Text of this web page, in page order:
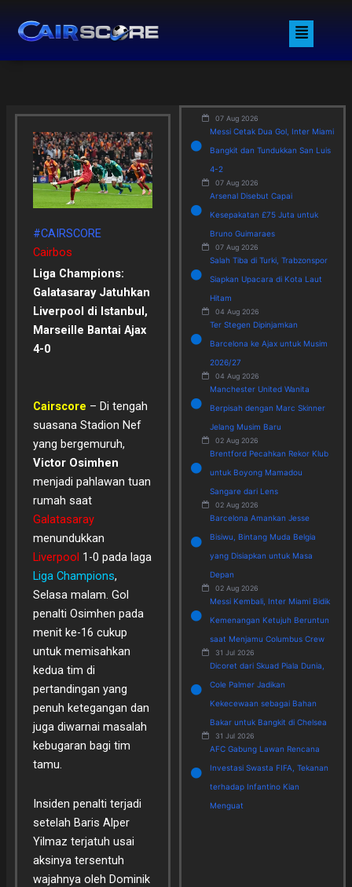
content
Menu
#CAIRSCORE
Cairbos
Liga Champions:
Galatasaray Jatuhkan
Liverpool di Istanbul,
Marseille Bantai Ajax
4-0
Cairscore – Di tengah
suasana Stadion Nef
yang bergemuruh,
Victor Osimhen
menjadi pahlawan tuan
rumah saat
Galatasaray
menundukkan
Liverpool 1-0 pada laga
Liga Champions,
Selasa malam. Gol
penalti Osimhen pada
menit ke-16 cukup
untuk memisahkan
kedua tim di
pertandingan yang
penuh ketegangan dan
juga diwarnai masalah
kebugaran bagi tim
tamu.
Insiden penalti terjadi
setelah Baris Alper
Yilmaz terjatuh usai
aksinya tersentuh
wajahnya oleh Dominik
07 Aug 2026
Messi Cetak Dua Gol, Inter Miami
Bangkit dan Tundukkan San Luis
4-2
07 Aug 2026
Arsenal Disebut Capai
Kesepakatan £75 Juta untuk
Bruno Guimaraes
07 Aug 2026
Salah Tiba di Turki, Trabzonspor
Siapkan Upacara di Kota Laut
Hitam
04 Aug 2026
Ter Stegen Dipinjamkan
Barcelona ke Ajax untuk Musim
2026/27
04 Aug 2026
Manchester United Wanita
Berpisah dengan Marc Skinner
Jelang Musim Baru
02 Aug 2026
Brentford Pecahkan Rekor Klub
untuk Boyong Mamadou
Sangare dari Lens
02 Aug 2026
Barcelona Amankan Jesse
Bisiwu, Bintang Muda Belgia
yang Disiapkan untuk Masa
Depan
02 Aug 2026
Messi Kembali, Inter Miami Bidik
Kemenangan Ketujuh Beruntun
saat Menjamu Columbus Crew
31 Jul 2026
Dicoret dari Skuad Piala Dunia,
Cole Palmer Jadikan
Kekecewaan sebagai Bahan
Bakar untuk Bangkit di Chelsea
31 Jul 2026
AFC Gabung Lawan Rencana
Investasi Swasta FIFA, Tekanan
terhadap Infantino Kian
Menguat